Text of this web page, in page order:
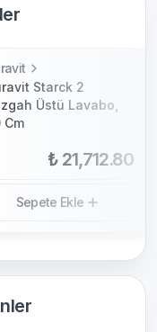
Starck 2
Üstü Lavabo,
Cm
₺ 21,712.80
Sepete Ekle